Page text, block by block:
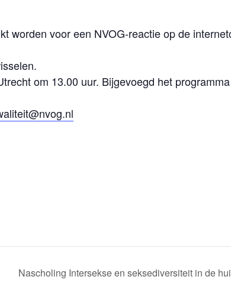
worden voor een NVOG-reactie op de
om 13.00 uur. Bijgevoegd het
Nascholing Intersekse en seksediversiteit in de